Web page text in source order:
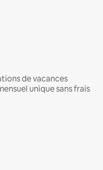
de vacances
unique sans frais